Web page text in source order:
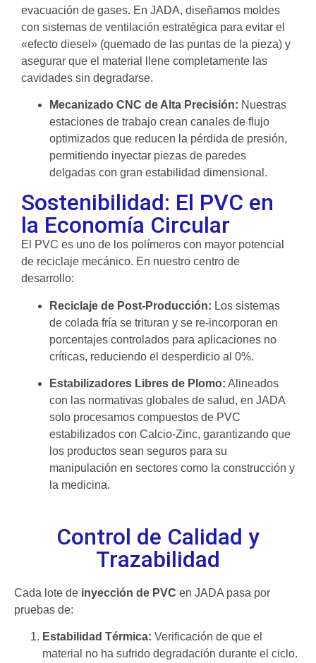
evacuación de gases. En JADA, diseñamos moldes
con sistemas de ventilación estratégica para evitar el
«efecto diesel» (quemado de las puntas de la pieza) y
asegurar que el material llene completamente las
cavidades sin degradarse.
Mecanizado CNC de Alta Precisión: Nuestras
estaciones de trabajo crean canales de flujo
optimizados que reducen la pérdida de presión,
permitiendo inyectar piezas de paredes
delgadas con gran estabilidad dimensional.
Sostenibilidad: El PVC en
la Economía Circular
El PVC es uno de los polímeros con mayor potencial
de reciclaje mecánico. En nuestro centro de
desarrollo:
Reciclaje de Post-Producción: Los sistemas
de colada fría se trituran y se re-incorporan en
porcentajes controlados para aplicaciones no
críticas, reduciendo el desperdicio al 0%.
Estabilizadores Libres de Plomo: Alineados
con las normativas globales de salud, en JADA
solo procesamos compuestos de PVC
estabilizados con Calcio-Zinc, garantizando que
los productos sean seguros para su
manipulación en sectores como la construcción y
la medicina.
Control de Calidad y
Trazabilidad
Cada lote de inyección de PVC en JADA pasa por
pruebas de:
Estabilidad Térmica: Verificación de que el
material no ha sufrido degradación durante el ciclo.